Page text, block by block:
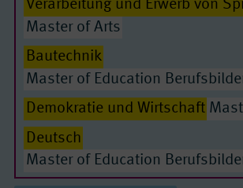
Verarbeitung und Erwerb von
Master of Arts
Bautechnik
Master of Education
Demokratie und Wirtschaft
Deutsch
Master of Education